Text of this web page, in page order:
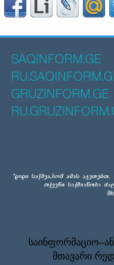
SAQINFORM.GE
GRUZINFORM.GE
მთავარი